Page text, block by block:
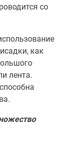
со
как
лента.